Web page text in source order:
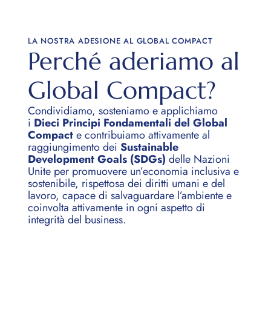
LA NOSTRA ADESIONE AL GLOBAL COMPACT
Perché aderiamo al
Global Compact?
Condividiamo, sosteniamo e applichiamo
i Dieci Principi Fondamentali del Global
Compacte contribuiamo attivamente al
raggiungimento dei Sustainable
Development Goals (SDGs) delle Nazioni
Unite per promuovere un’economia inclusiva e
sostenibile, rispettosa dei diritti umani e del
lavoro, capace di salvaguardare l’ambiente e
coinvolta attivamente in ogni aspetto di
integrità del business.
I nostri fornitori
Caffè Borbone adotta una propria Carta dei Fornitori,
che definisce i principi a cui i fornitori di beni e